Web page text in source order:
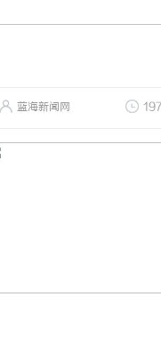
蓝海新闻网